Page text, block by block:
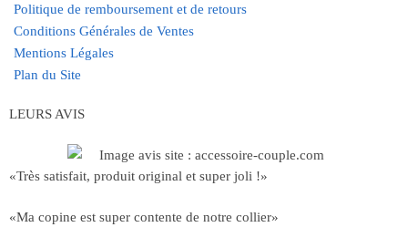
Politique de remboursement et de retours
Conditions Générales de Ventes
Mentions Légales
Plan du Site
LEURS AVIS
«Très satisfait, produit original et super joli !»
«Ma copine est super contente de notre collier»